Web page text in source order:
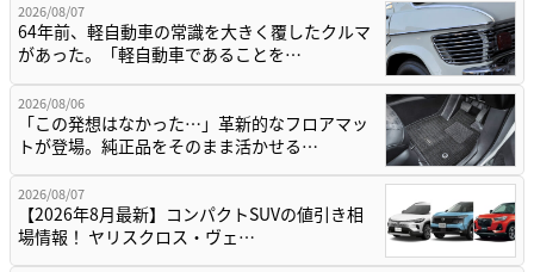
2026/08/07
64年前、軽自動車の常識を大きく覆したクルマ
があった。「軽自動車であることを…
2026/08/06
「この発想はなかった…」革新的なフロアマッ
トが登場。純正品をそのまま活かせる…
2026/08/07
【2026年8月最新】コンパクトSUVの値引き相
場情報！ ヤリスクロス・ヴェ…